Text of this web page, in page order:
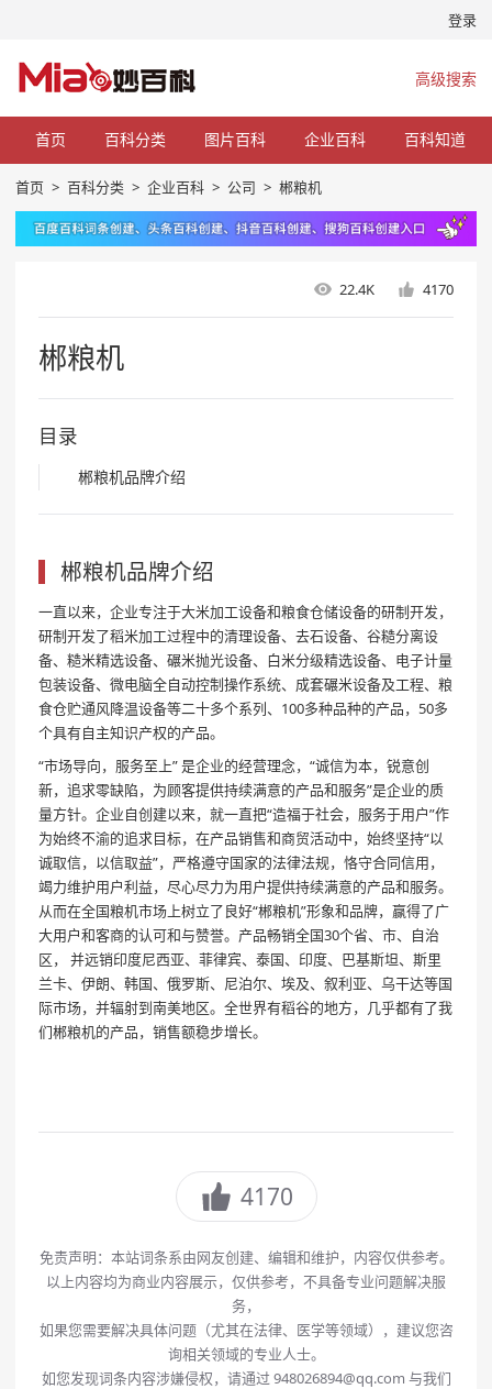
登录
高级搜索
首页 百科分类 图片百科 企业百科 百科知道
首页 > 百科分类 > 企业百科 > 公司 > 郴粮机
22.4K 4170
郴粮机
目录
郴粮机品牌介绍
郴粮机品牌介绍
一直以来，企业专注于大米加工设备和粮食仓储设备的研制开发，
研制开发了稻米加工过程中的清理设备、去石设备、谷糙分离设
备、糙米精选设备、碾米抛光设备、白米分级精选设备、电子计量
包装设备、微电脑全自动控制操作系统、成套碾米设备及工程、粮
食仓贮通风降温设备等二十多个系列、100多种品种的产品，50多
个具有自主知识产权的产品。
“市场导向，服务至上” 是企业的经营理念，“诚信为本，锐意创
新，追求零缺陷，为顾客提供持续满意的产品和服务”是企业的质
量方针。企业自创建以来，就一直把“造福于社会，服务于用户”作
为始终不渝的追求目标，在产品销售和商贸活动中，始终坚持“以
诚取信，以信取益”，严格遵守国家的法律法规，恪守合同信用，
竭力维护用户利益，尽心尽力为用户提供持续满意的产品和服务。
从而在全国粮机市场上树立了良好“郴粮机”形象和品牌，赢得了广
大用户和客商的认可和与赞誉。产品畅销全国30个省、市、自治
区， 并远销印度尼西亚、菲律宾、泰国、印度、巴基斯坦、斯里
兰卡、伊朗、韩国、俄罗斯、尼泊尔、埃及、叙利亚、乌干达等国
际市场，并辐射到南美地区。全世界有稻谷的地方，几乎都有了我
们郴粮机的产品，销售额稳步增长。
4170
免责声明：本站词条系由网友创建、编辑和维护，内容仅供参考。
以上内容均为商业内容展示，仅供参考，不具备专业问题解决服
务，
如果您需要解决具体问题（尤其在法律、医学等领域），建议您咨
询相关领域的专业人士。
如您发现词条内容涉嫌侵权，请通过 948026894@qq.com 与我们